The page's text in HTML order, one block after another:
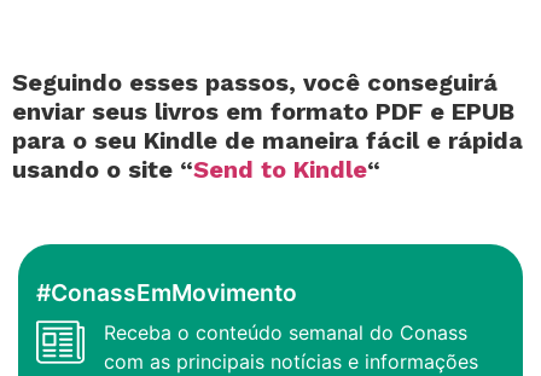
Seguindo esses passos, você conseguirá
enviar seus livros em formato PDF e EPUB
para o seu Kindle de maneira fácil e rápida
usando o site “Send to Kindle“
#ConassEmMovimento
Receba o conteúdo semanal do Conass
com as principais notícias e informações